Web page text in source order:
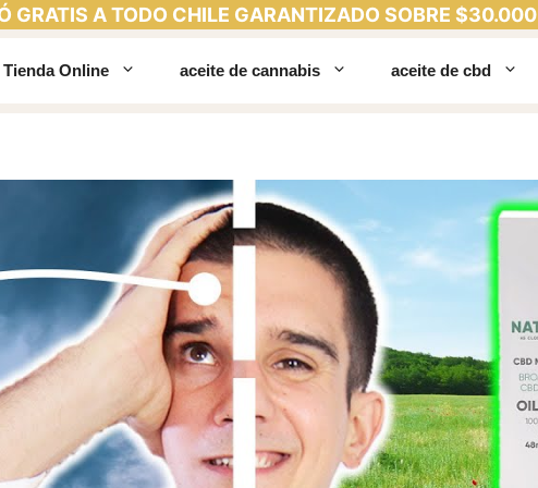
GRATIS A TODO CHILE GARANTIZADO SOBRE $30.000
Tienda Online aceite de cannabis aceite de cbd